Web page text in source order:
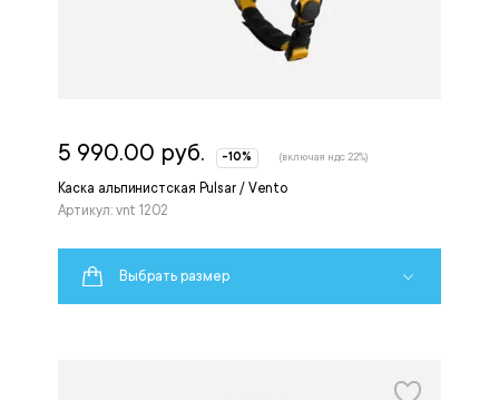
Каска альпинистская Pulsar / Vento
Артикул: vnt 1202
5 990.00 руб. -10% (включая ндс 22%)
Выбрать размер